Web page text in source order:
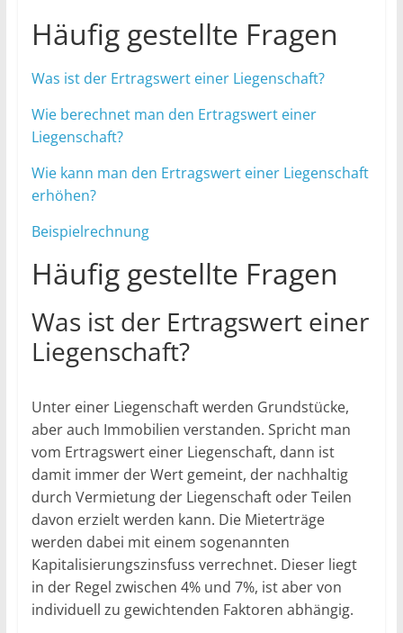
Häufig gestellte Fragen
Was ist der Ertragswert einer Liegenschaft?
Wie berechnet man den Ertragswert einer
Liegenschaft?
Wie kann man den Ertragswert einer Liegenschaft
erhöhen?
Beispielrechnung
Häufig gestellte Fragen
Was ist der Ertragswert einer
Liegenschaft?
Unter einer Liegenschaft werden Grundstücke,
aber auch Immobilien verstanden. Spricht man
vom Ertragswert einer Liegenschaft, dann ist
damit immer der Wert gemeint, der nachhaltig
durch Vermietung der Liegenschaft oder Teilen
davon erzielt werden kann. Die Mieterträge
werden dabei mit einem sogenannten
Kapitalisierungszinsfuss verrechnet. Dieser liegt
in der Regel zwischen 4% und 7%, ist aber von
individuell zu gewichtenden Faktoren abhängig.